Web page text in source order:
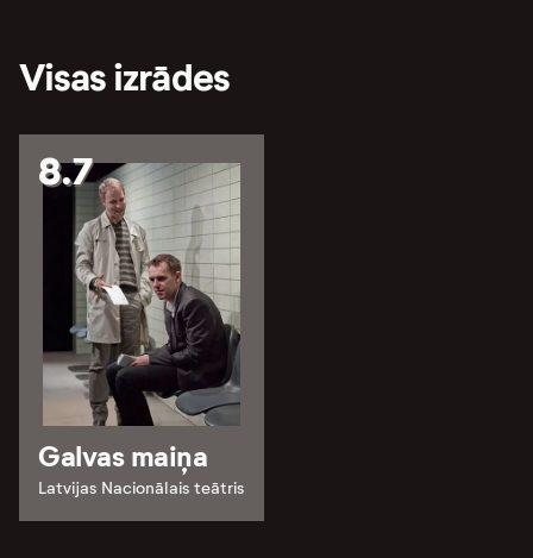
Visas izrādes
8.7
Galvas maiņa
Latvijas Nacionālais teātris